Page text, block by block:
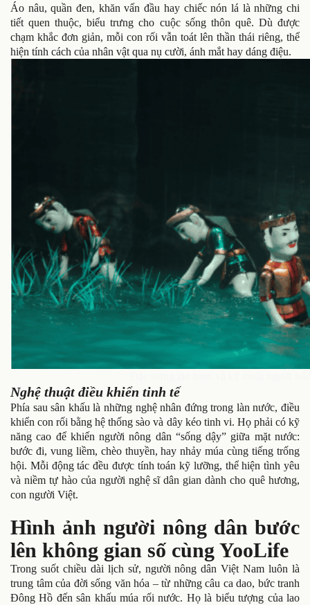
Áo nâu, quần đen, khăn vấn đầu hay chiếc nón lá là những chi
tiết quen thuộc, biểu trưng cho cuộc sống thôn quê. Dù được
chạm khắc đơn giản, mỗi con rối vẫn toát lên thần thái riêng, thể
hiện tính cách của nhân vật qua nụ cười, ánh mắt hay dáng điệu.
Nghệ thuật điều khiển tinh tế
Phía sau sân khấu là những nghệ nhân đứng trong làn nước, điều
khiển con rối bằng hệ thống sào và dây kéo tinh vi. Họ phải có kỹ
năng cao để khiến người nông dân “sống dậy” giữa mặt nước:
bước đi, vung liềm, chèo thuyền, hay nhảy múa cùng tiếng trống
hội. Mỗi động tác đều được tính toán kỹ lưỡng, thể hiện tình yêu
và niềm tự hào của người nghệ sĩ dân gian dành cho quê hương,
con người Việt.
Hình ảnh người nông dân bước
lên không gian số cùng YooLife
Trong suốt chiều dài lịch sử, người nông dân Việt Nam luôn là
trung tâm của đời sống văn hóa – từ những câu ca dao, bức tranh
Đông Hồ đến sân khấu múa rối nước. Họ là biểu tượng của lao